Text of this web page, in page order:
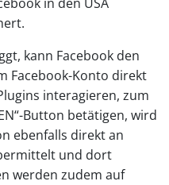
kann Facebook den
Facebook-Konto direkt
interagieren, zum
Button betätigen, wird
ebenfalls direkt an
und dort
werden zudem auf